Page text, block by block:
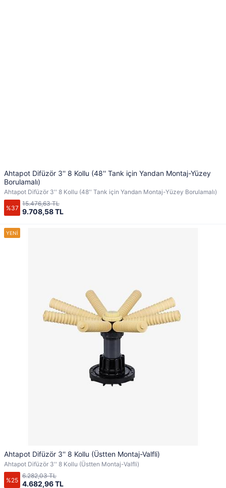
Ahtapot Difüzör 3'' 8 Kollu (48'' Tank için Yandan Montaj-Yüzey
Borulamalı)
Ahtapot Difüzör 3'' 8 Kollu (48'' Tank için Yandan Montaj-Yüzey Borulamalı)
%37 9.708,58 TL
15.476,63 TL
Ahtapot Difüzör 3'' 8 Kollu (Üstten Montaj-Valfli)
Ahtapot Difüzör 3'' 8 Kollu (Üstten Montaj-Valfli)
%25 4.682,96 TL
6.282,03 TL